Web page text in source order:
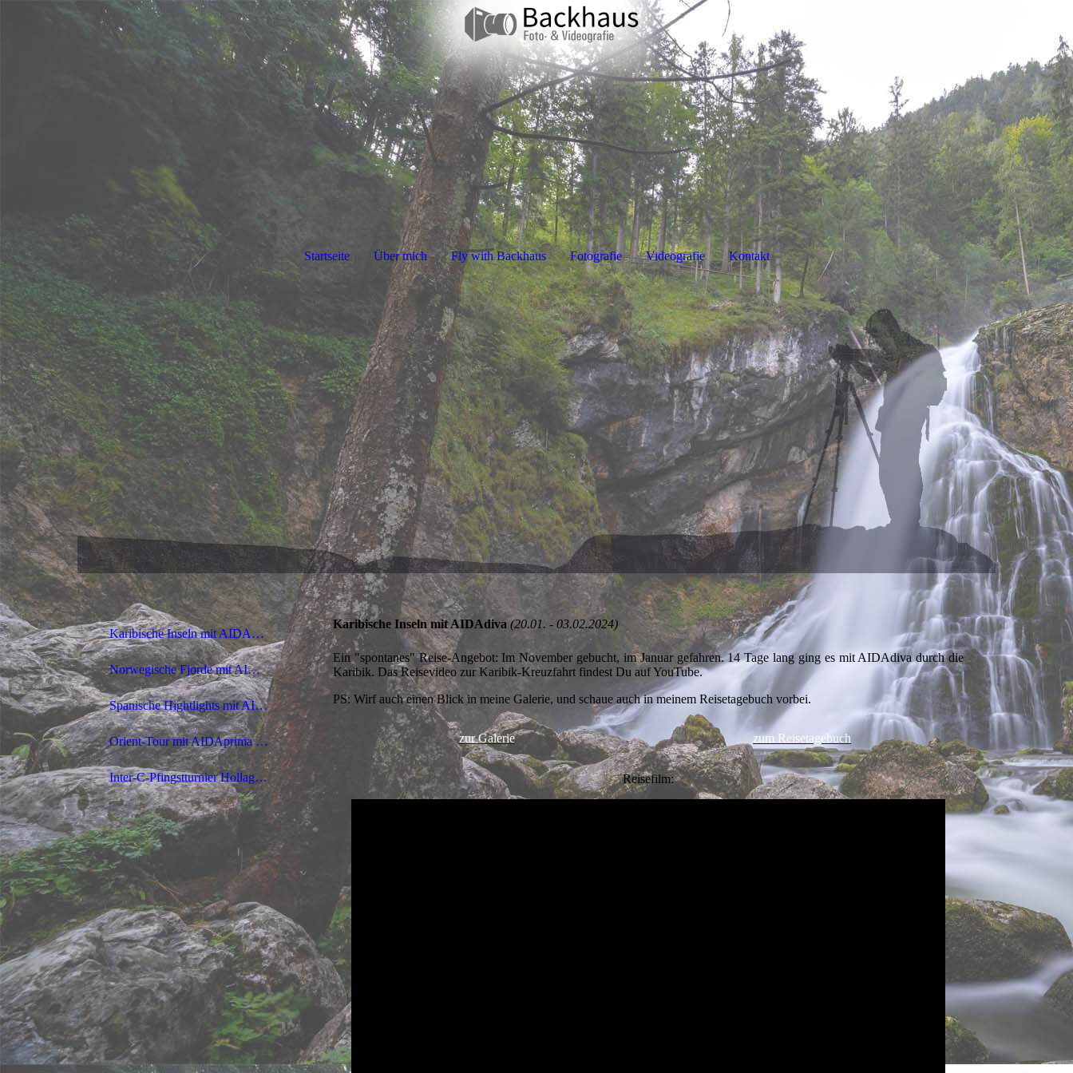
Startseite Über mich Fly with Backhaus Fotografie Videografie Kontakt
Karibische Inseln mit AIDAdiva (2024)
Norwegische Fjorde mit AIDAperla (2023)
Spanische Hightlights mit AIDAstella (2021)
Orient-Tour mit AIDAprima (2019)
Inter-C-Pfingstturnier Hollage (2017)
Karibische Inseln mit AIDAdiva(20.01. - 03.02.2024)
Ein "spontanes" Reise-Angebot: Im November gebucht, im Januar gefahren. 14 Tage lang ging es mit AIDAdiva durch die
Karibik. Das Reisevideo zur Karibik-Kreuzfahrt findest Du auf YouTube.
PS: Wirf auch einen Blick in meine Galerie, und schaue auch in meinem Reisetagebuch vorbei.
zur Galerie zum Reisetagebuch
Reisefilm: